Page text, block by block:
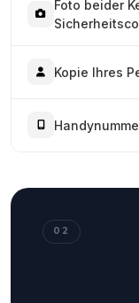
Foto beider
Kopie Ihres
02